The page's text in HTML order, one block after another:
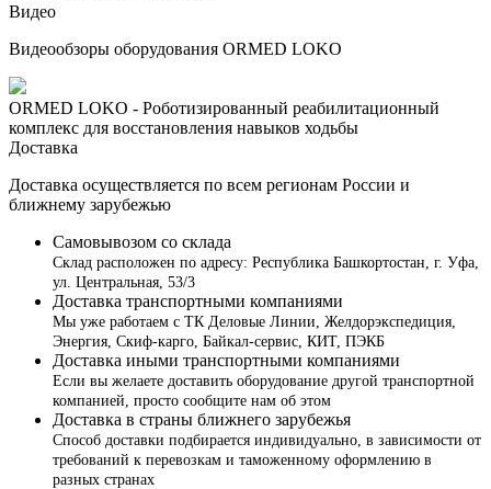
Видео
Видеообзоры оборудования ORMED LOKO
ORMED LOKO - Роботизированный реабилитационный
комплекс для восстановления навыков ходьбы
Доставка
Доставка осуществляется по всем регионам России и
ближнему зарубежью
Самовывозом со склада
Склад расположен по адресу: Республика Башкортостан, г. Уфа,
ул. Центральная, 53/3
Доставка транспортными компаниями
Мы уже работаем с ТК Деловые Линии, Желдорэкспедиция,
Энергия, Скиф-карго, Байкал-сервис, КИТ, ПЭКБ
Доставка иными транспортными компаниями
Если вы желаете доставить оборудование другой транспортной
компанией, просто сообщите нам об этом
Доставка в страны ближнего зарубежья
Способ доставки подбирается индивидуально, в зависимости от
требований к перевозкам и таможенному оформлению в
разных странах